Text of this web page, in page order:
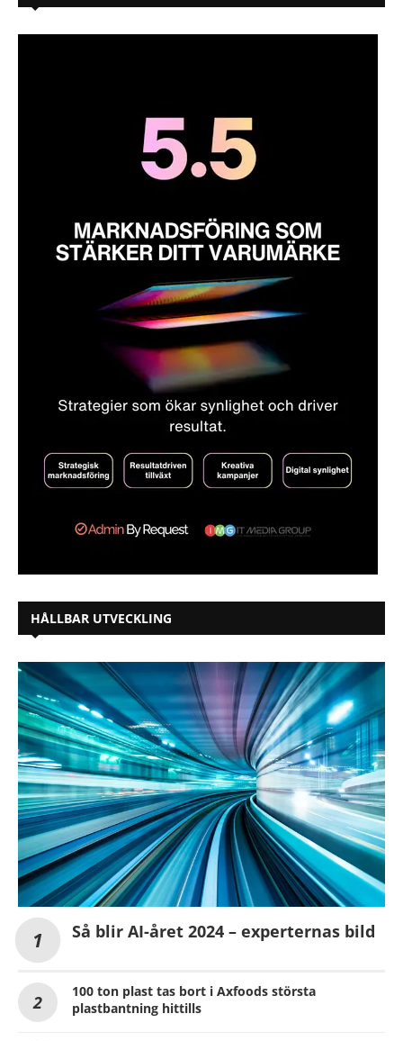
HÅLLBAR UTVECKLING
Så blir AI-året 2024 – experternas bild
100 ton plast tas bort i Axfoods största
plastbantning hittills